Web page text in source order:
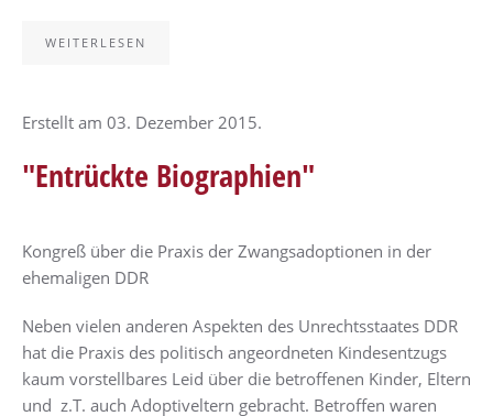
WEITERLESEN
Erstellt am 03. Dezember 2015.
"Entrückte Biographien"
Kongreß über die Praxis der Zwangsadoptionen in der
ehemaligen DDR
Neben vielen anderen Aspekten des Unrechtsstaates DDR
hat die Praxis des politisch angeordneten Kindesentzugs
kaum vorstellbares Leid über die betroffenen Kinder, Eltern
und z.T. auch Adoptiveltern gebracht. Betroffen waren